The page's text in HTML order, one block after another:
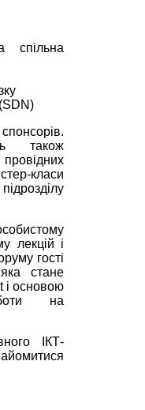
спільна
також
класи
лекцій і
гості
стане
і основою
на
ІКТ-